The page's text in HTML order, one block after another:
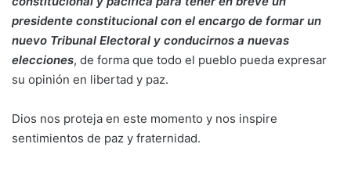
presidente constitucional con el encargo de formar un
nuevo Tribunal Electoral y conducirnos a nuevas
elecciones, de forma que todo el pueblo pueda expresar
su opinión en libertad y paz.
Dios nos proteja en este momento y nos inspire
sentimientos de paz y fraternidad.